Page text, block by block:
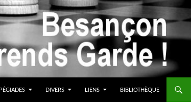
DIVERS LIENS BIBLIOTHÈQUE